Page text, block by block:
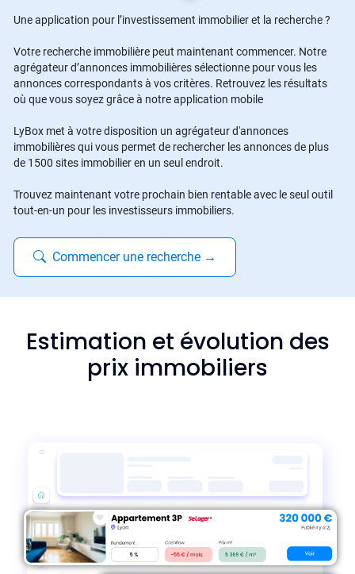
Une application pour l’investissement immobilier et la recherche ?
Votre recherche immobilière peut maintenant commencer. Notre
agrégateur d’annonces immobilières sélectionne pour vous les
annonces correspondants à vos critères. Retrouvez les résultats
où que vous soyez grâce à notre application mobile
LyBox met à votre disposition un agrégateur d'annonces
immobilières qui vous permet de rechercher les annonces de plus
de 1500 sites immobilier en un seul endroit.
Trouvez maintenant votre prochain bien rentable avec le seul outil
tout-en-un pour les investisseurs immobiliers.
Commencer une recherche →
Estimation et évolution des
prix immobiliers